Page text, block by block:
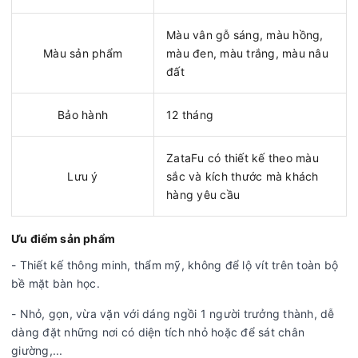
Màu sản phẩm
Màu vân gỗ sáng, màu hồng,
màu đen, màu trắng, màu nâu
đất
Bảo hành 12 tháng
Lưu ý
ZataFu có thiết kế theo màu
sắc và kích thước mà khách
hàng yêu cầu
Ưu điểm sản phẩm
- Thiết kế thông minh, thẩm mỹ, không để lộ vít trên toàn bộ
bề mặt bàn học.
- Nhỏ, gọn, vừa vặn với dáng ngồi 1 người trưởng thành, dễ
dàng đặt những nơi có diện tích nhỏ hoặc để sát chân
giường,...